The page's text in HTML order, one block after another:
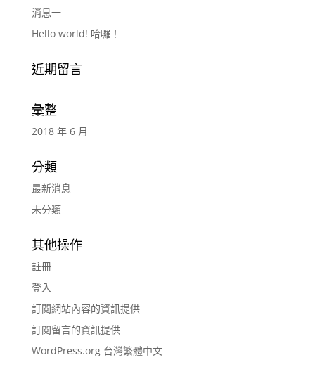
消息一
Hello world! 哈囉！
近期留言
彙整
2018 年 6 月
分類
最新消息
未分類
其他操作
註冊
登入
訂閱網站內容的資訊提供
訂閱留言的資訊提供
WordPress.org 台灣繁體中文